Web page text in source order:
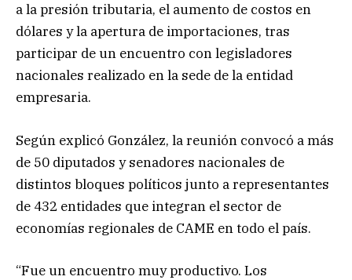
a la presión tributaria, el aumento de costos en
dólares y la apertura de importaciones, tras
participar de un encuentro con legisladores
nacionales realizado en la sede de la entidad
empresaria.
Según explicó González, la reunión convocó a más
de 50 diputados y senadores nacionales de
distintos bloques políticos junto a representantes
de 432 entidades que integran el sector de
economías regionales de CAME en todo el país.
“Fue un encuentro muy productivo. Los